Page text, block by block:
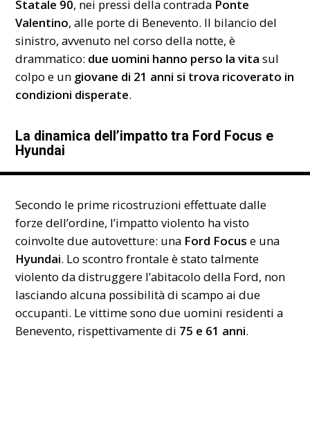
Statale 90, nei pressi della contrada Ponte
Valentino, alle porte di Benevento. Il bilancio del
sinistro, avvenuto nel corso della notte, è
drammatico: due uomini hanno perso la vita sul
colpo e un giovane di 21 anni si trova ricoverato in
condizioni disperate.
La dinamica dell’impatto tra Ford Focus e
Hyundai
Secondo le prime ricostruzioni effettuate dalle
forze dell’ordine, l’impatto violento ha visto
coinvolte due autovetture: una Ford Focus e una
Hyundai. Lo scontro frontale è stato talmente
violento da distruggere l’abitacolo della Ford, non
lasciando alcuna possibilità di scampo ai due
occupanti. Le vittime sono due uomini residenti a
Benevento, rispettivamente di 75 e 61 anni.